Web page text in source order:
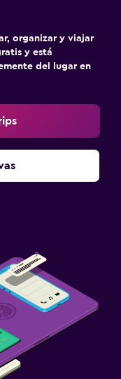
organizar y viajar
y está
del lugar en